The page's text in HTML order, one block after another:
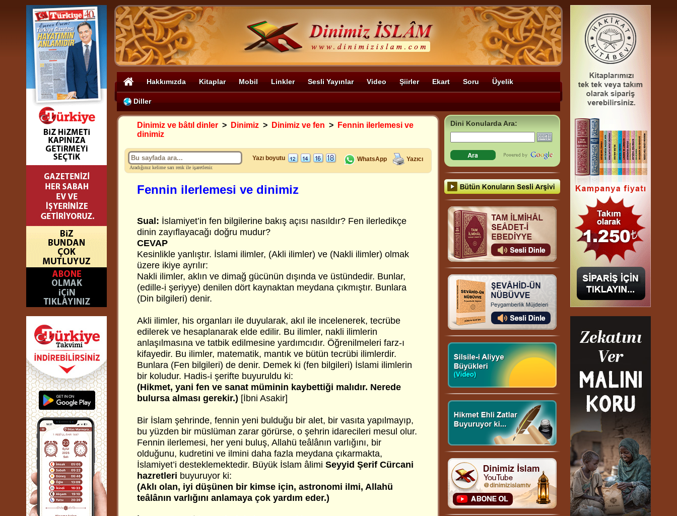
Hakkımızda Kitaplar Mobil Linkler Sesli Yayınlar Video Şiirler Ekart Soru Üyelik
Diller
Dinimiz ve bâtıl dinler > Dinimiz > Dinimiz ve fen >
Fennin ilerlemesi ve
dinimiz
Aradığınız kelime sarı renk ile işaretlenir.
Yazı boyutu WhatsApp Yazıcı
Fennin ilerlemesi ve dinimiz
Sual: İslamiyet’in fen bilgilerine bakış açısı nasıldır? Fen ilerledikçe
dinin zayıflayacağı doğru mudur?
CEVAP
Kesinlikle yanlıştır. İslami ilimler, (Akli ilimler) ve (Nakli ilimler) olmak
üzere ikiye ayrılır:
Nakli ilimler, aklın ve dimağ gücünün dışında ve üstündedir. Bunlar,
(edille-i şeriyye) denilen dört kaynaktan meydana çıkmıştır. Bunlara
(Din bilgileri) denir.
Akli ilimler, his organları ile duyularak, akıl ile incelenerek, tecrübe
edilerek ve hesaplanarak elde edilir. Bu ilimler, nakli ilimlerin
anlaşılmasına ve tatbik edilmesine yardımcıdır. Öğrenilmeleri farz-ı
kifayedir. Bu ilimler, matematik, mantık ve bütün tecrübi ilimlerdir.
Bunlara (Fen bilgileri) de denir. Demek ki (fen bilgileri) İslami ilimlerin
bir koludur. Hadis-i şerifte buyuruldu ki:
(Hikmet, yani fen ve sanat müminin kaybettiği malıdır. Nerede
bulursa alması gerekir.) [İbni Asakir]
Bir İslam şehrinde, fennin yeni bulduğu bir alet, bir vasıta yapılmayıp,
bu yüzden bir müslüman zarar görürse, o şehrin idarecileri mesul olur.
Fennin ilerlemesi, her yeni buluş, Allahü teâlânın varlığını, bir
olduğunu, kudretini ve ilmini daha fazla meydana çıkarmakta,
İslamiyet’i desteklemektedir. Büyük İslam âlimi Seyyid Şerif Cürcani
hazretleri buyuruyor ki:
(Aklı olan, iyi düşünen bir kimse için, astronomi ilmi, Allahü
teâlânın varlığını anlamaya çok yardım eder.)
Dini Konularda Ara: